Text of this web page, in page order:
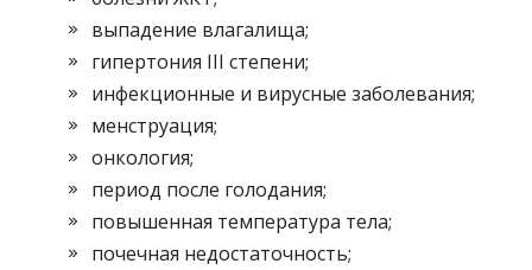
выпадение влагалища;
гипертония III степени;
инфекционные и вирусные заболевания;
менструация;
онкология;
период после голодания;
повышенная температура тела;
почечная недостаточность;